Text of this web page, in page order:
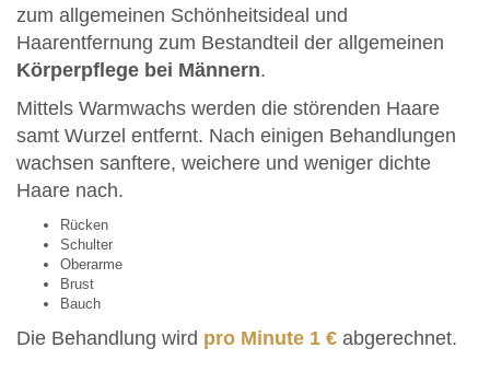
zum allgemeinen Schönheitsideal und
Haarentfernung zum Bestandteil der allgemeinen
Körperpflege bei Männern.
Mittels Warmwachs werden die störenden Haare
samt Wurzel entfernt. Nach einigen Behandlungen
wachsen sanftere, weichere und weniger dichte
Haare nach.
Rücken
Schulter
Oberarme
Brust
Bauch
Die Behandlung wird pro Minute 1 € abgerechnet.